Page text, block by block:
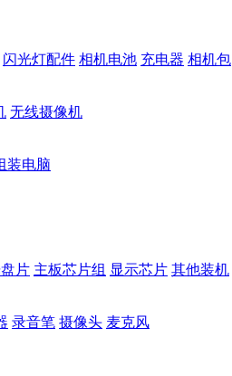
闪光灯配件 相机电池 充电器 相机包
无线摄像机
装电脑
片 主板芯片组 显示芯片 其他装机
录音笔 摄像头 麦克风